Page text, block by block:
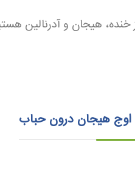
خنده، هیجان و
هیجان درون حباب